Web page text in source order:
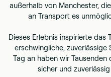
außerhalb von Manchester,
an Transport es
Dieses Erlebnis inspirierte
erschwingliche,
Tag an haben wir
sicher und